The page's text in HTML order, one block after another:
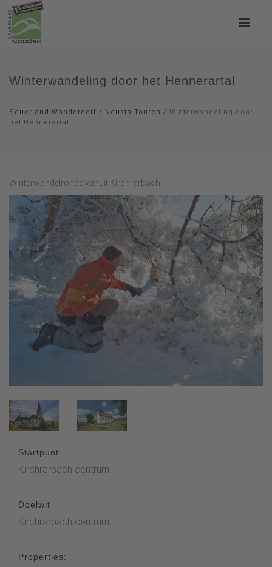
Winterwandeling door het Hennerartal
Sauerland-Wanderdorf / Neusta Touren / Winterwandeling door
het Hennerartal
Winterwandelronde vanuit Kirchrarbach.
Startpunt
Kirchrarbach centrum
Doelwit
Kirchrarbach centrum
Properties: